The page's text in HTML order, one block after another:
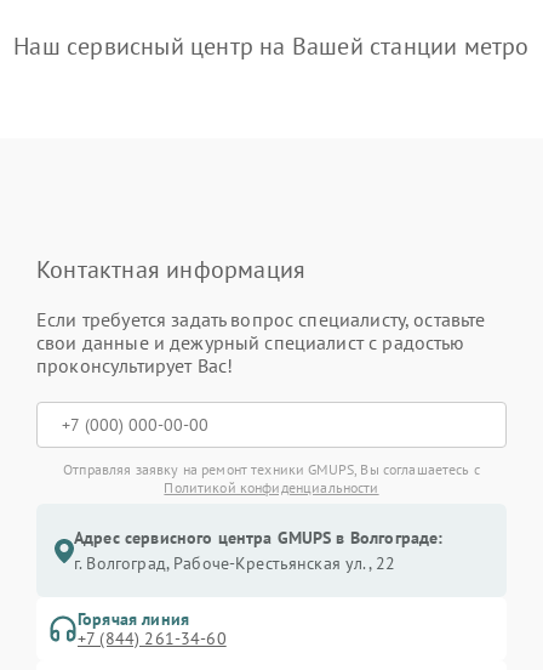
Наш сервисный центр на Вашей станции метро
Контактная информация
Если требуется задать вопрос специалисту, оставьте
свои данные и дежурный специалист с радостью
проконсультирует Вас!
Отправляя заявку на ремонт техники GMUPS, Вы соглашаетесь с
Политикой конфиденциальности
Адрес сервисного центра GMUPS в Волгограде:
г. Волгоград, Рабоче-Крестьянская ул., 22
Горячая линия
+7 (844) 261-34-60